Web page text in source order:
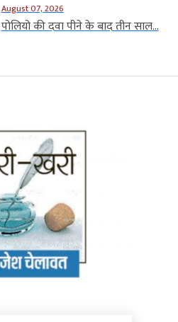
August 07, 2026
पोलियो की दवा पीने के बाद तीन साल...